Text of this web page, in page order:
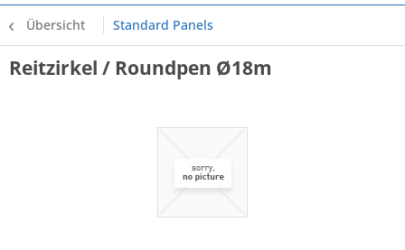
Übersicht Standard Panels
Reitzirkel / Roundpen Ø18m